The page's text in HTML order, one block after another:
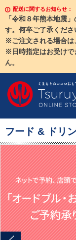
配送に関するお知らせ：
「令和８年熊本地震
す。何卒ご了承くださ
※ご注文される場合は
※日時指定はお受け
ん。
フード & ドリ